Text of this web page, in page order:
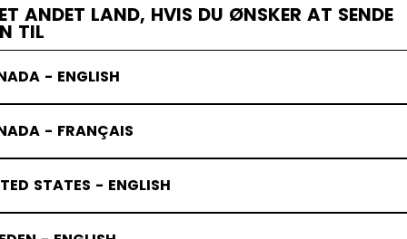
ANDET LAND, HVIS DU ØNSKER AT SENDE
TIL
- ENGLISH
- FRANÇAIS
STATES - ENGLISH